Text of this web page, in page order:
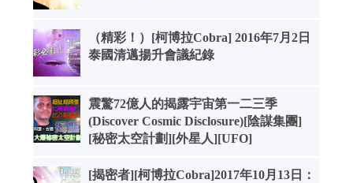
（精彩！）[柯博拉Cobra] 2016年7月2日
泰國清邁揚升會議紀錄
震驚72億人的揭露宇宙第一二三季
(Discover Cosmic Disclosure)[陰謀集團]
[秘密太空計劃][外星人][UFO]
[揭密者][柯博拉Cobra]2017年10月13日：